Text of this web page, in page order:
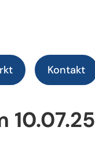
Kontakt